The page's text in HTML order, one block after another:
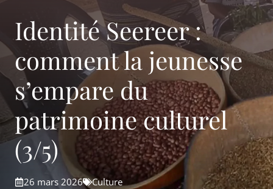
Identité Seereer :
comment la jeunesse
s’empare du
patrimoine culturel
(3/5)
26 mars 2026 Culture